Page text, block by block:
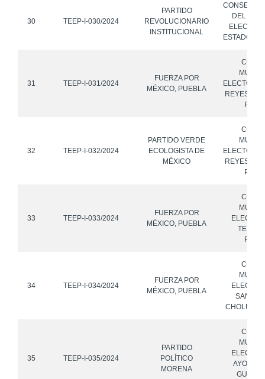
30 TEEP-I-030/2024
PARTIDO
REVOLUCIONARIO
INSTITUCIONAL
CONSEJO
DEL
ESTADO
31 TEEP-I-031/2024
FUERZA POR
MÉXICO, PUEBLA
REYES DE
32 TEEP-I-032/2024
PARTIDO VERDE
ECOLOGISTA DE
MÉXICO
REYES DE
33 TEEP-I-033/2024
FUERZA POR
MÉXICO, PUEBLA
34 TEEP-I-034/2024
FUERZA POR
MÉXICO, PUEBLA
SAN
CHOLULA,
35 TEEP-I-035/2024
PARTIDO
POLÍTICO
MORENA